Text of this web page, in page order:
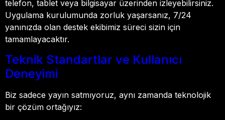
telefon, tablet veya bilgisayar üzerinden izleyebilirsiniz.
Uygulama kurulumunda zorluk yaşarsanız, 7/24
yanınızda olan destek ekibimiz süreci sizin için
tamamlayacaktır.
Teknik Standartlar ve Kullanıcı
Deneyimi
Biz sadece yayın satmıyoruz, aynı zamanda teknolojik
bir çözüm ortağıyız: